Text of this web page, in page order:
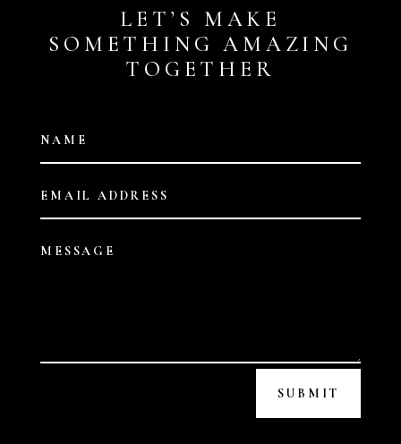
LET’S MAKE
SOMETHING AMAZING
TOGETHER
SUBMIT